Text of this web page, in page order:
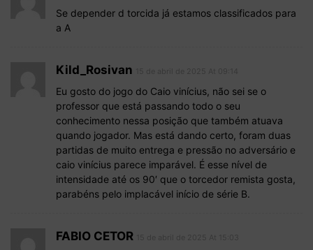
Se depender d torcida já estamos classificados para
a A
Kild_Rosivan
Eu gosto do jogo do Caio vinícius, não sei se o
professor que está passando todo o seu
conhecimento nessa posição que também atuava
quando jogador. Mas está dando certo, foram duas
partidas de muito entrega e pressão no adversário e
caio vinícius parece imparável. É esse nível de
intensidade até os 90′ que o torcedor remista gosta,
parabéns pelo implacável início de série B.
FABIO CETOR